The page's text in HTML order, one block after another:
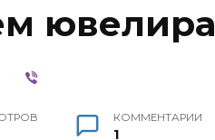
ювелира
КОММЕНТАРИИ
1